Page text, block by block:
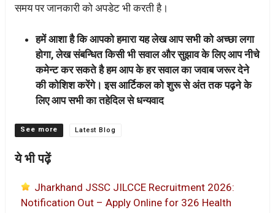
समय पर जानकारी को अपडेट भी करती है।
हमें आशा है कि आपको हमारा यह लेख आप सभी को अच्छा लगा
होगा, लेख संबन्धित किसी भी सवाल और सुझाव के लिए आप नीचे
कमेन्ट कर सकते है हम आप के हर सवाल का जवाब जरूर देने
की कोशिश करेंगे। इस आर्टिकल को शुरू से अंत तक पढ़ने के
लिए आप सभी का तहेदिल से धन्यवाद
Categories Latest Blog
ये भी पढ़ें
Jharkhand JSSC JILCCE Recruitment 2026:
Notification Out – Apply Online for 326 Health